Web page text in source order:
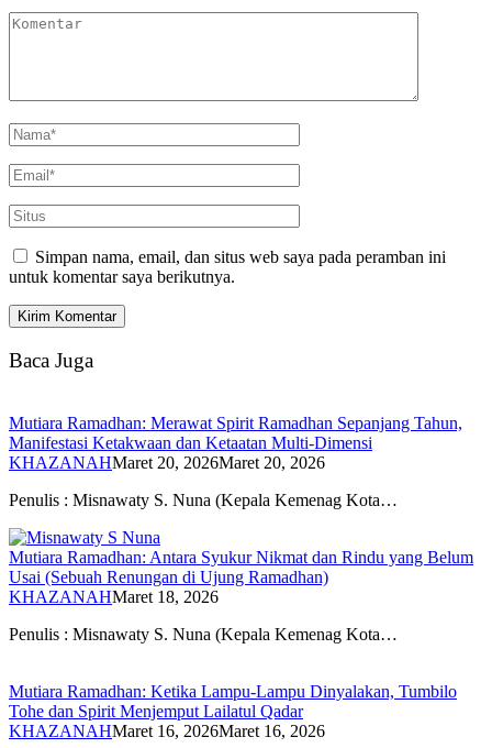
Simpan nama, email, dan situs web saya pada peramban ini
untuk komentar saya berikutnya.
Baca Juga
Mutiara Ramadhan: Merawat Spirit Ramadhan Sepanjang Tahun,
Manifestasi Ketakwaan dan Ketaatan Multi-Dimensi
KHAZANAHMaret 20, 2026Maret 20, 2026
Penulis : Misnawaty S. Nuna (Kepala Kemenag Kota…
Mutiara Ramadhan: Antara Syukur Nikmat dan Rindu yang Belum
Usai (Sebuah Renungan di Ujung Ramadhan)
KHAZANAHMaret 18, 2026
Penulis : Misnawaty S. Nuna (Kepala Kemenag Kota…
Mutiara Ramadhan: Ketika Lampu-Lampu Dinyalakan, Tumbilo
Tohe dan Spirit Menjemput Lailatul Qadar
KHAZANAHMaret 16, 2026Maret 16, 2026